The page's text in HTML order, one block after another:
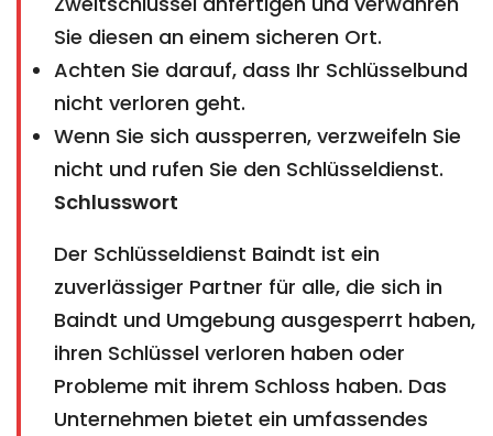
Sie diesen an einem sicheren Ort.
Achten Sie darauf, dass Ihr Schlüsselbund
nicht verloren geht.
Wenn Sie sich aussperren, verzweifeln Sie
nicht und rufen Sie den Schlüsseldienst.
Schlusswort
Der Schlüsseldienst Baindt ist ein
zuverlässiger Partner für alle, die sich in
Baindt und Umgebung ausgesperrt haben,
ihren Schlüssel verloren haben oder
Probleme mit ihrem Schloss haben. Das
Unternehmen bietet ein umfassendes